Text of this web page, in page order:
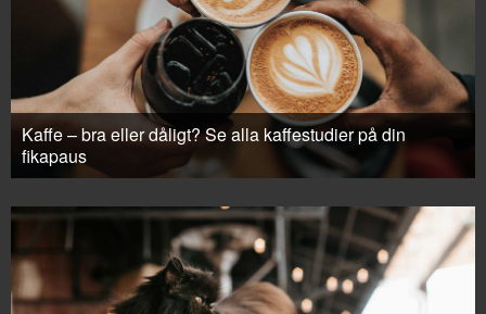
Kaffe – bra eller dåligt? Se alla kaffestudier på din
fikapaus